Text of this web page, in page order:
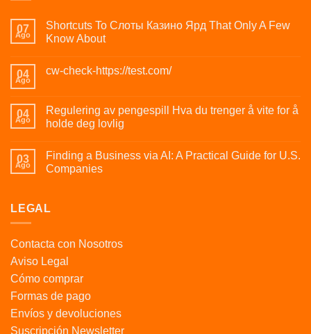
07
Ago
Shortcuts To Слоты Казино Ярд That Only A Few
Know About
04
Ago
cw-check-https://test.com/
04
Ago
Regulering av pengespill Hva du trenger å vite for å
holde deg lovlig
03
Ago
Finding a Business via AI: A Practical Guide for U.S.
Companies
LEGAL
Contacta con Nosotros
Aviso Legal
Cómo comprar
Formas de pago
Envíos y devoluciones
Suscripción Newsletter